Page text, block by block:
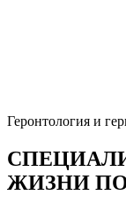
Геронтология и
ЖИЗНИ